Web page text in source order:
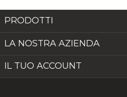
PRODOTTI
LA NOSTRA AZIENDA
IL TUO ACCOUNT